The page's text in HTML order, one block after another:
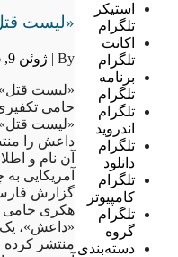
استیکر
تلگرام
اکانت
تلگرام
برنامه
تلگرام
تلگرام
اندروید
تلگرام
دانلود
تلگرام
کامپیوتر
تلگرام
گروه
دسته‌بندی
«لیست
By | ژوئن 9, 2016
«لیست
حامی
«لیست قتل»
داعش را
آن نام و
آمریکایی
گزارش
هکری حامی
«داعش»،
منتشر کرده